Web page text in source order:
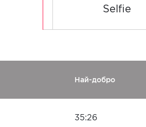
Selfie
Най-добро
35:26